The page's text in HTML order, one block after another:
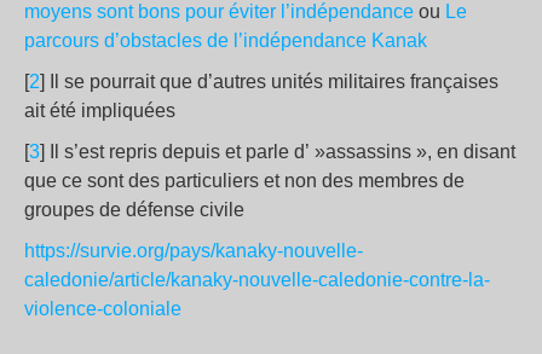
moyens sont bons pour éviter l’indépendance ou Le
parcours d’obstacles de l’indépendance Kanak
[2] Il se pourrait que d’autres unités militaires françaises
ait été impliquées
[3] Il s’est repris depuis et parle d’ »assassins », en disant
que ce sont des particuliers et non des membres de
groupes de défense civile
https://survie.org/pays/kanaky-nouvelle-
caledonie/article/kanaky-nouvelle-caledonie-contre-la-
violence-coloniale